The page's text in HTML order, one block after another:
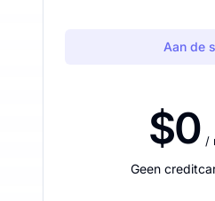
Aan de
$0 /
Geen